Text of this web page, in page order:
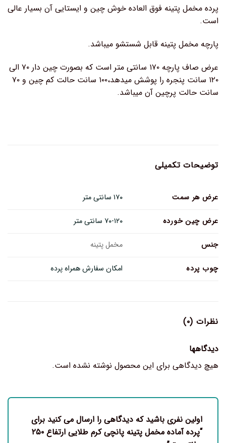
پرده مخمل پتینه فوق العاده خوش چین و ایستایی آن بسیار عالی
است.
پارچه مخمل پتینه قابل شستشو میباشد.
عرض صاف پارچه ۱۷۰ سانتی متر است که بصورت چین دار ۷۰ الی
۱۲۰ سانت پنجره را پوشش میدهد،۱۰۰ سانت حالت کم چین و ۷۰
سانت حالت پرچین آن میباشد.
توضیحات تکمیلی
عرض هر سمت ۱۷۰ سانتی متر
عرض چین خورده ۷۰-۱۲۰ سانتی متر
جنس مخمل پتینه
چوب پرده امکان سفارش همراه پرده
نظرات (۰)
دیدگاهها
هیچ دیدگاهی برای این محصول نوشته نشده است.
اولین نفری باشید که دیدگاهی را ارسال می کنید برای
“پرده آماده مخمل پتینه پانچی کرم طلایی ارتفاع ۲۵۰